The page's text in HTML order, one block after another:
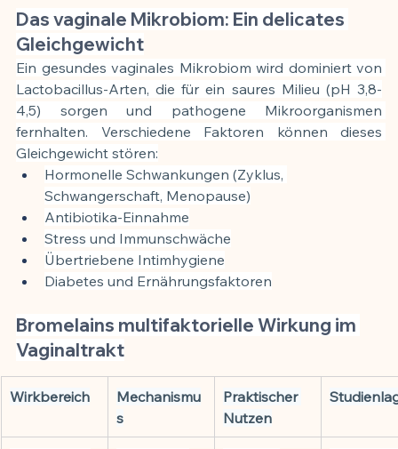
Das vaginale Mikrobiom: Ein delicates
Gleichgewicht
Ein gesundes vaginales Mikrobiom wird dominiert von
Lactobacillus-Arten, die für ein saures Milieu (pH 3,8-
4,5) sorgen und pathogene Mikroorganismen
fernhalten. Verschiedene Faktoren können dieses
Gleichgewicht stören:
Hormonelle Schwankungen (Zyklus,
Schwangerschaft, Menopause)
Antibiotika-Einnahme
Stress und Immunschwäche
Übertriebene Intimhygiene
Diabetes und Ernährungsfaktoren
Bromelains multifaktorielle Wirkung im
Vaginaltrakt
Wirkbereich
Mechanismu
s
Praktischer
Nutzen